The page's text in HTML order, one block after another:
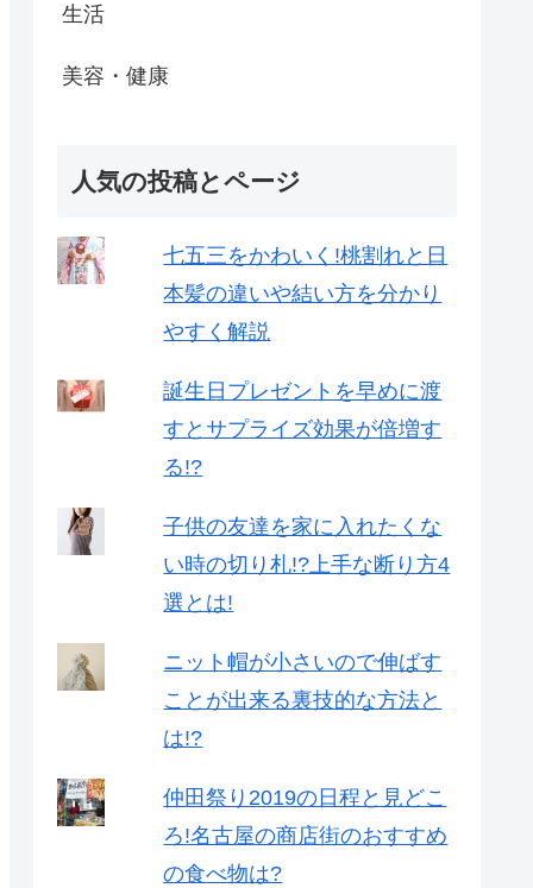
生活
美容・健康
人気の投稿とページ
七五三をかわいく!桃割れと日
本髪の違いや結い方を分かり
やすく解説
誕生日プレゼントを早めに渡
すとサプライズ効果が倍増す
る!?
子供の友達を家に入れたくな
い時の切り札!?上手な断り方4
選とは!
ニット帽が小さいので伸ばす
ことが出来る裏技的な方法と
は!?
仲田祭り2019の日程と見どこ
ろ!名古屋の商店街のおすすめ
の食べ物は?